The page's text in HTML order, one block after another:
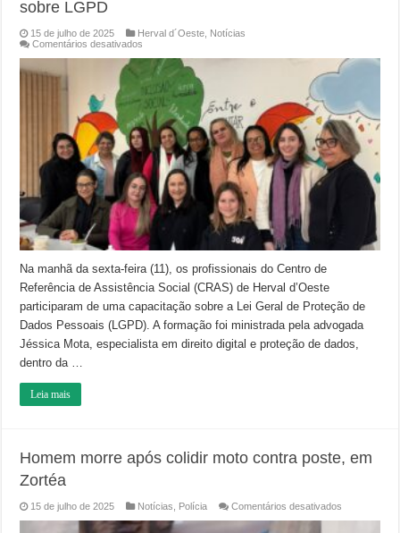
sobre LGPD
15 de julho de 2025 Herval d´Oeste Notícias
Comentários desativados
CRAS
participam
de
capacitação
sobre
LGPD
Na manhã da sexta-feira (11), os profissionais do Centro de
Referência de Assistência Social (CRAS) de Herval d’Oeste
participaram de uma capacitação sobre a Lei Geral de Proteção de
Dados Pessoais (LGPD). A formação foi ministrada pela advogada
Jéssica Mota, especialista em direito digital e proteção de dados,
dentro da …
Leia mais
Homem morre após colidir moto contra poste, em
Zortéa
15 de julho de 2025 Notícias Polícia Comentários desativados